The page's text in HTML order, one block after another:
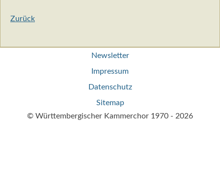
Zurück
Newsletter
Impressum
Datenschutz
Sitemap
© Württembergischer Kammerchor 1970 - 2026